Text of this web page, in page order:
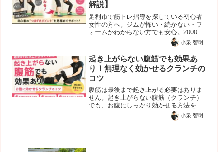
解説】
足利市で筋トレ指導を探している初心者
女性の方へ。ジムが怖い・続かない・フ
ォームがわからない方でも安心。2000人
以上の指導経験から動きのクセを改善
し、効かせるトレーニングを提供。実際
の指導動画も掲載中。
小泉 智明
起き上がらない腹筋でも効果あ
り！無理なく効かせるクランチの
コツ
腹筋は最後まで起き上がる必要はありま
せん。起き上がらない腹筋（クランチ）
でも、お腹にしっかり効かせる方法を解
説。腕の使い方や内もものポイント、首
が痛くならないコツまで分かりやすく紹
小泉 智明